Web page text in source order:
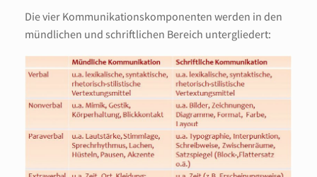
Die vier Kommunikationskomponenten werden in den
mündlichen und schriftlichen Bereich untergliedert: